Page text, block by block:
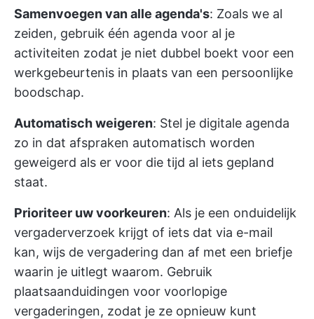
Samenvoegen van alle agenda's: Zoals we al
zeiden, gebruik één agenda voor al je
activiteiten zodat je niet dubbel boekt voor een
werkgebeurtenis in plaats van een persoonlijke
boodschap.
Automatisch weigeren: Stel je digitale agenda
zo in dat afspraken automatisch worden
geweigerd als er voor die tijd al iets gepland
staat.
Prioriteer uw voorkeuren: Als je een onduidelijk
vergaderverzoek krijgt of iets dat via e-mail
kan, wijs de vergadering dan af met een briefje
waarin je uitlegt waarom. Gebruik
plaatsaanduidingen voor voorlopige
vergaderingen, zodat je ze opnieuw kunt